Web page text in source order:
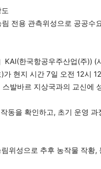
전용 관측위성으로 공공수
KAI(한국항공우주산업(주))
현지 시간 7일 오전 12시
발바르 지상국과의 교신에
동을 확인하고, 초기 운영
위성으로 추후 농작물 작황